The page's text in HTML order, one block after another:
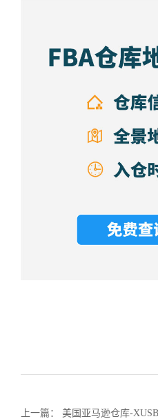
上一篇： 美国亚马逊仓库-